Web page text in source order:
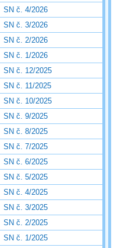
SN č. 4/2026
SN č. 3/2026
SN č. 2/2026
SN č. 1/2026
SN č. 12/2025
SN č. 11/2025
SN č. 10/2025
SN č. 9/2025
SN č. 8/2025
SN č. 7/2025
SN č. 6/2025
SN č. 5/2025
SN č. 4/2025
SN č. 3/2025
SN č. 2/2025
SN č. 1/2025